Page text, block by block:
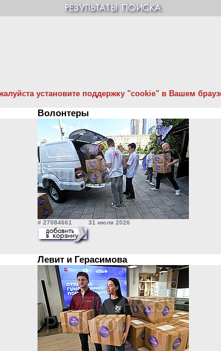
установите поддержку "cookie" в Вашем
Волонтеры
# 27084661 31 июля 2026
Левит и Герасимова